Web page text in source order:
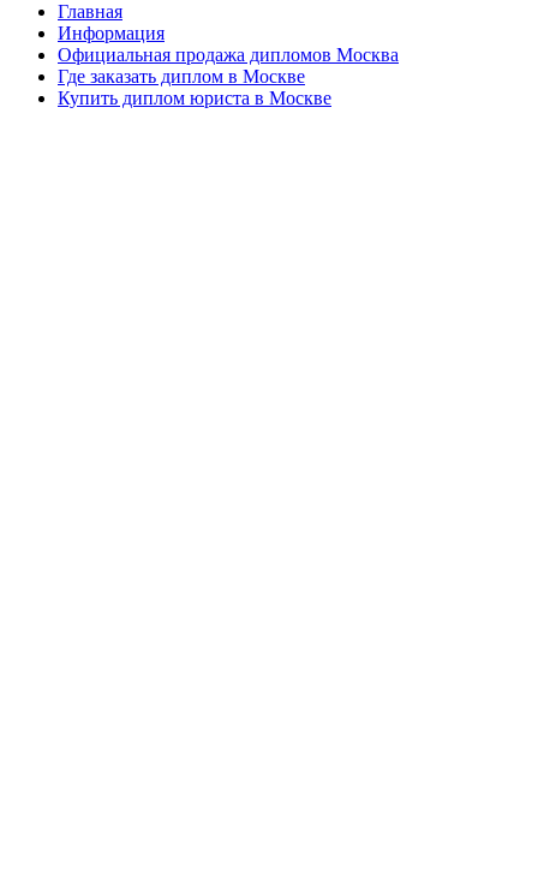
Главная
Информация
Официальная продажа дипломов Москва
Где заказать диплом в Москве
Купить диплом юриста в Москве